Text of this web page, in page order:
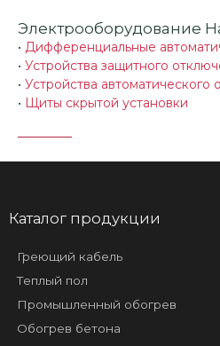
Электрооборудование
• Дифференциальные
• Устройства защитного
• Устройства автоматического
• Щиты скрытой установки
Каталог продукции
Греющий кабель
Теплый пол
Промышленный обогрев
Обогрев бетона